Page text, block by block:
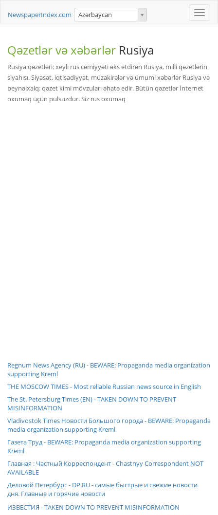
Toggle
NewspaperIndex.com Azərbaycan
Qəzetlər və xəbərlər Rusiya
Rusiya qəzetləri: xeyli rus cəmiyyəti əks etdirən Rusiya, milli qəzetlərin
siyahısı. Siyasət, iqtisadiyyat, müzakirələr və ümumi xəbərlər Rusiya və
beynəlxalq: qəzet kimi mövzuları əhatə edir. Bütün qəzetlər İnternet
oxumaq üçün pulsuzdur. Siz rus oxumaq
Regnum News Agency (RU) - BEWARE: Propaganda media organization
supporting Kreml
THE MOSCOW TIMES - Most reliable Russian news source in English
The St. Petersburg Times (EN) - TAKEN DOWN TO PREVENT
MISINFORMATION
Vladivostok Times Новости Большого города - BEWARE: Propaganda
media organization supporting Kreml
Газета Труд - BEWARE: Propaganda media organization supporting
Kreml
Главная : Частный Корреспондент - Chastnyy Correspondent NOT
AVAILABLE
Деловой Петербург - DP.RU - самые быстрые и свежие новости
дня. Главные и горячие новости
ИЗВЕСТИЯ - TAKEN DOWN TO PREVENT MISINFORMATION